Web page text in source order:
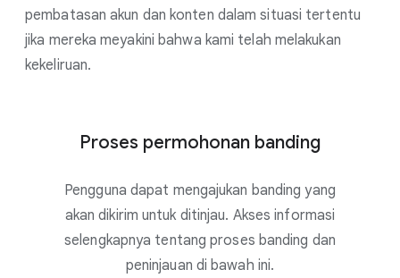
pembatasan akun dan konten dalam situasi tertentu
jika mereka meyakini bahwa kami telah melakukan
kekeliruan.
Proses permohonan banding
Pengguna dapat mengajukan banding yang
akan dikirim untuk ditinjau. Akses informasi
selengkapnya tentang proses banding dan
peninjauan di bawah ini.